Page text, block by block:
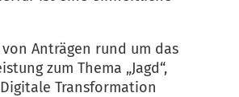
Anträgen rund um das
zum Thema „Jagd“,
Transformation